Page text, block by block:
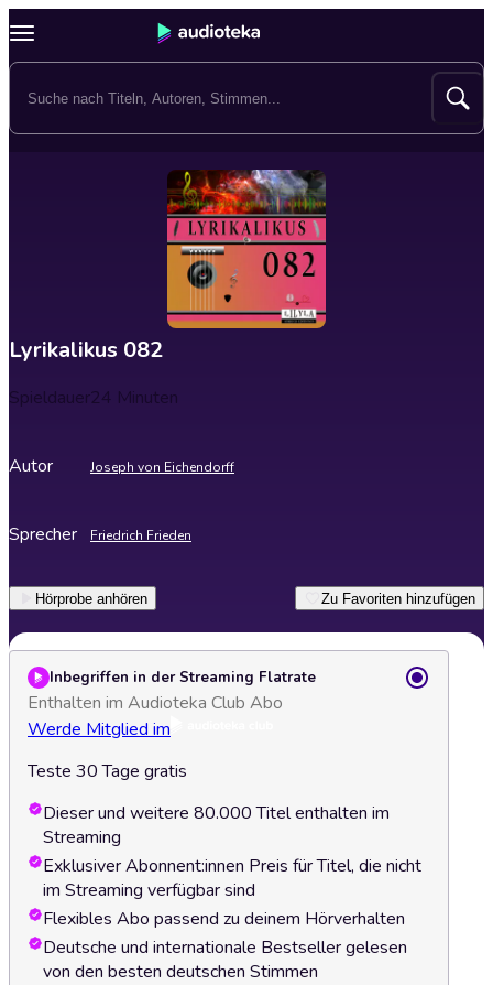
Lyrikalikus 082
Spieldauer24 Minuten
Autor Joseph von Eichendorff
Sprecher Friedrich Frieden
Hörprobe anhören Zu Favoriten hinzufügen
Inbegriffen in der Streaming Flatrate
Enthalten im Audioteka Club Abo
Werde Mitglied im
Teste 30 Tage gratis
Dieser und weitere 80.000 Titel enthalten im
Streaming
Exklusiver Abonnent:innen Preis für Titel, die nicht
im Streaming verfügbar sind
Flexibles Abo passend zu deinem Hörverhalten
Deutsche und internationale Bestseller gelesen
von den besten deutschen Stimmen